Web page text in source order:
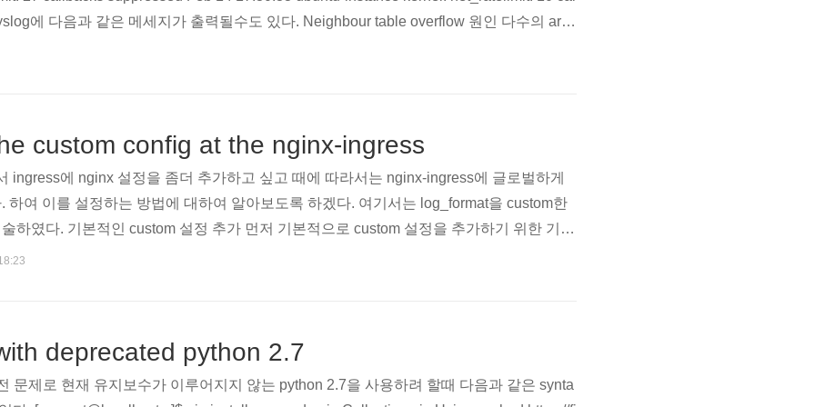
에 다음과 같은 메세지가 출력될수도 있다. Neighbour table overflow 원인 다수의 arp t
custom config at the nginx-ingress
ingress에 nginx 설정을 좀더 추가하고 싶고 때에 따라서는 nginx-ingress에 글로벌하게
하여 이를 설정하는 방법에 대하여 알아보도록 하겠다. 여기서는 log_format을 custom한
하였다. 기본적인 custom 설정 추가 먼저 기본적으로 custom 설정을 추가하기 위한 기본
deployment를 확인해보면 다음과 같은 container 실행시 추가될 argument가 정의되
deprecated python 2.7
문제로 현재 유지보수가 이루어지지 않는 python 2.7을 사용하려 할때 다음과 같은 synta